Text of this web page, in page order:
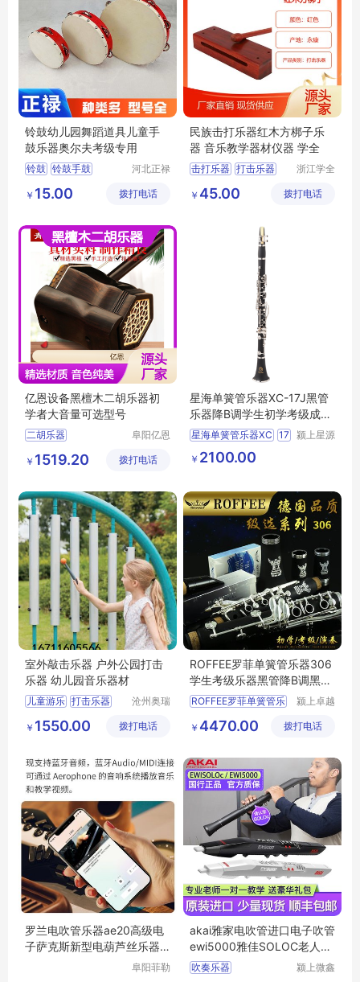
铃鼓幼儿园舞蹈道具儿童手
鼓乐器奥尔夫考级专用
铃鼓 铃鼓手鼓
奥尔夫打击乐器
河北正禄
制造有限
￥ 15.00 拨打电话
民族击打乐器红木方梆子乐
器 音乐教学器材仪器 学全
击打乐器 打击乐器
儿童击打乐器
浙江学全
有限公司
￥ 45.00 拨打电话
亿恩设备黑檀木二胡乐器初
学者大音量可选型号
二胡乐器
二胡乐器厂家直销
阜阳亿恩
有限公司
￥ 1519.20 拨打电话
星海单簧管乐器XC-17J黑管
乐器降B调学生初学考级成人
入门乐团
星海单簧管乐器XC 17
颍上星源
￥ 2100.00
室外敲击乐器 户外公园打击
乐器 幼儿园音乐器材
儿童游乐 打击乐器
户外敲击乐器
沧州奥瑞
制造有限
￥ 1550.00 拨打电话
ROFFEE罗菲单簧管乐器306
学生考级乐器黑管降B调黑管
乐器
ROFFEE罗菲单簧管乐
颍上卓越
有限公司
￥ 4470.00 拨打电话
罗兰电吹管乐器ae20高级电
子萨克斯新型电葫芦丝乐器
阜阳菲勒
akai雅家电吹管进口电子吹管
ewi5000雅佳SOLOC老人初
学乐器萨克斯
吹奏乐器
颍上微鑫